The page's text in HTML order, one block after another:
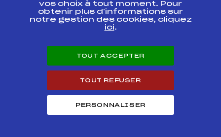
Résultats Nordique 2007
FAUM0124
COURSE DE LA
DERNIERE NEIGE
DEPARTEMENTAUX DU
FFS
CHAMPIONNATS DE
FRANCE MINIMES
vos choix à tout moment. Pour
obtenir plus d'informations sur
notre gestion des cookies, cliquez
ici.
TOUT ACCEPTER
TOUT REFUSER
PERSONNALISER